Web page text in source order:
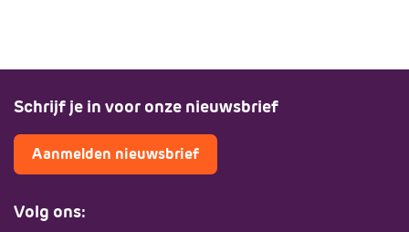
Schrijf je in voor onze nieuwsbrief
Aanmelden nieuwsbrief
Volg ons: